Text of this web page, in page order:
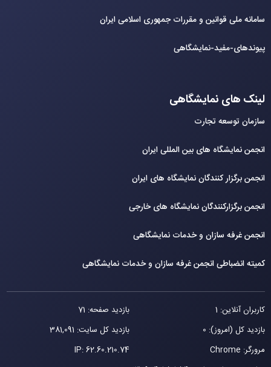
سامانه ملی قوانین و مقررات جمهوری اسلامی ایران
پیوندهای-مفید-نمایشگاهی
لینک های نمایشگاهی
سازمان توسعه تجارت
انجمن نمایشگاه های بین المللی ایران
انجمن برگزار کنندگان نمایشگاه های ایران
انجمن برگزارکنندگان نمایشگاه های خارجی
انجمن غرفه سازان و خدمات نمایشگاهی
کمیته انضباطی انجمن غرفه سازان و خدمات نمایشگاهی
کاربران آنلاین: 1
بازدید صفحه: 71
بازدید کل (امروز): 0
بازدید کل سایت: 381,091
مرورگر: Chrome
IP:62.60.210.74